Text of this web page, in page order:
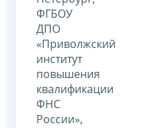
ФГБОУ
ДПО
«Приволжский
институт
повышения
квалификации
ФНС
России»,